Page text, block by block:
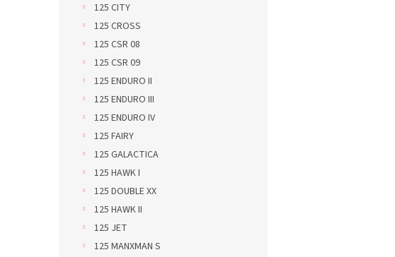
125 CITY
125 CROSS
125 CSR 08
125 CSR 09
125 ENDURO II
125 ENDURO III
125 ENDURO IV
125 FAIRY
125 GALACTICA
125 HAWK I
125 DOUBLE XX
125 HAWK II
125 JET
125 MANXMAN S